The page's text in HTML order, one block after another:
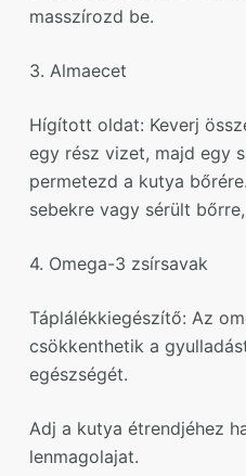
masszírozd be.
3. Almaecet
Hígított oldat: Keverj
egy rész vizet, majd egy
permetezd a kutya
sebekre vagy sérült
4. Omega-3 zsírsavak
Táplálékkiegészítő: Az
csökkenthetik a
egészségét.
Adj a kutya étrendjéhez
lenmagolajat.